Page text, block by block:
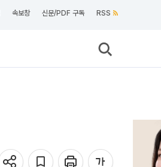
속보창 신문/PDF 구독 RSS